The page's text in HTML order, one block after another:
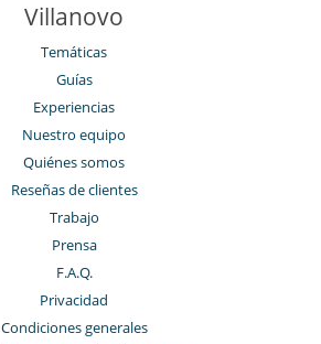
Villanovo
Temáticas
Guías
Experiencias
Nuestro equipo
Quiénes somos
Reseñas de clientes
Trabajo
Prensa
F.A.Q.
Privacidad
Condiciones generales